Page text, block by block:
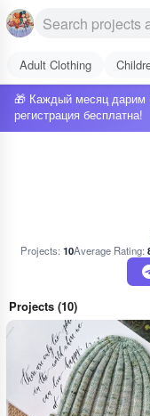
Adult Clothing
🎁 Каждый месяц дарим
регистрация бесплатна!
Projects:10Average Rating:
Projects (10)